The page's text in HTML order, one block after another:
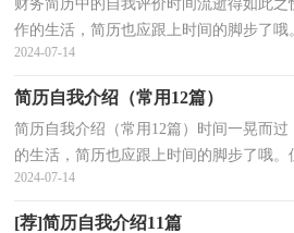
财务简历中的自我评价时间流逝得如此之
作的生活，简历也应跟上时间的脚步了
写的呢？以下是小编精心整理的财务简历
2024-07-14
简历自我介绍（常用12篇）
简历自我介绍（常用12篇）时间一晃而
的生活，简历也应跟上时间的脚步了哦
呢？以下是小编为大家收集的简历自我介
2024-07-14
[荐]简历自我介绍11篇